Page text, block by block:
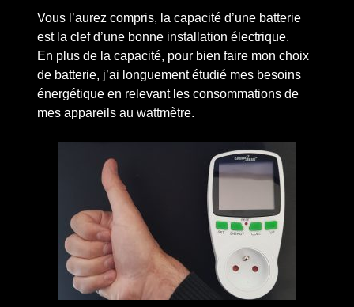
Vous l’aurez compris, la capacité d’une batterie
est la clef d’une bonne installation électrique.
En plus de la capacité, pour bien faire mon choix
de batterie, j’ai longuement étudié mes besoins
énergétique en relevant les consommations de
mes appareils au wattmètre.